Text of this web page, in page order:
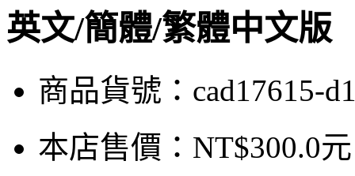
英文/簡體/繁體中文版
商品貨號：cad17615-
本店售價： NT$300.0元